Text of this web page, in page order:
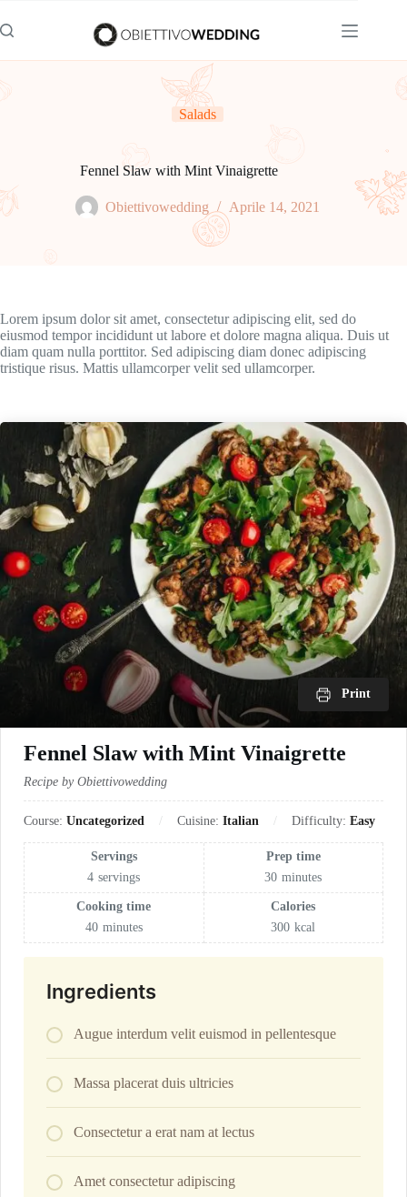
al
contenuto
Salads
Fennel Slaw with Mint Vinaigrette
Obiettivowedding Aprile 14, 2021
Lorem ipsum dolor sit amet, consectetur adipiscing elit, sed do
eiusmod tempor incididunt ut labore et dolore magna aliqua. Duis ut
diam quam nulla porttitor. Sed adipiscing diam donec adipiscing
tristique risus. Mattis ullamcorper velit sed ullamcorper.
Print
Fennel Slaw with Mint Vinaigrette
Recipe by Obiettivowedding
Course: Uncategorized Cuisine: Italian Difficulty: Easy
Servings
4 servings
Prep time
30 minutes
Cooking time
40 minutes
Calories
300 kcal
Ingredients
Augue interdum velit euismod in pellentesque
Massa placerat duis ultricies
Consectetur a erat nam at lectus
Amet consectetur adipiscing